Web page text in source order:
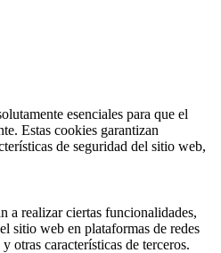
esenciales para que el
Estas cookies garantizan
de seguridad del sitio web,
a realizar ciertas funcionalidades,
sitio web en plataformas de redes
otras características de terceros.